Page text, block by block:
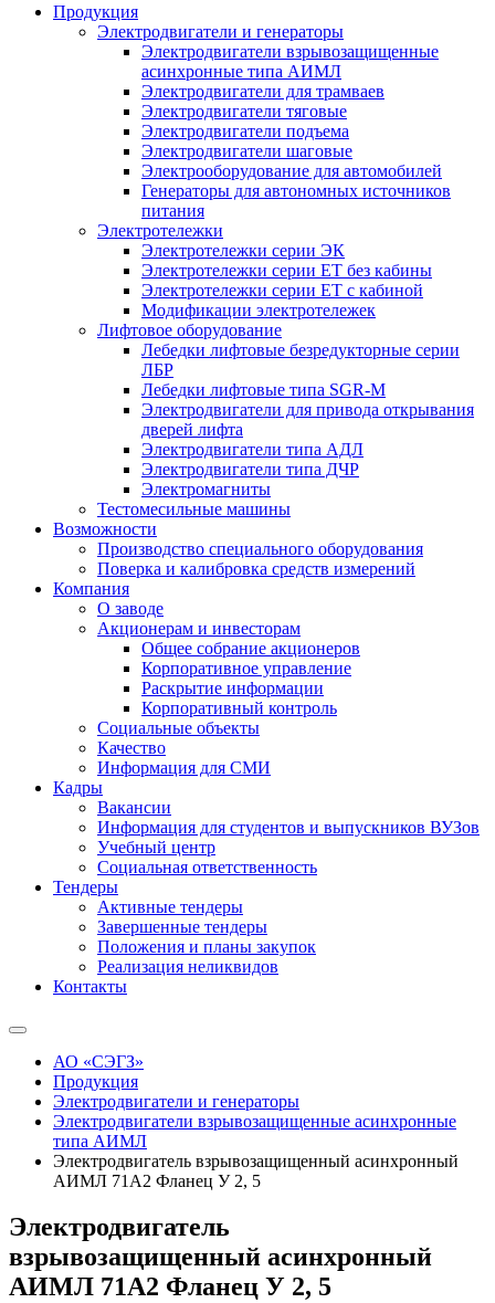
Продукция
Электродвигатели и генераторы
Электродвигатели взрывозащищенные
асинхронные типа АИМЛ
Электродвигатели для трамваев
Электродвигатели тяговые
Электродвигатели подъема
Электродвигатели шаговые
Электрооборудование для автомобилей
Генераторы для автономных источников
питания
Электротележки
Электротележки серии ЭК
Электротележки серии ЕТ без кабины
Электротележки серии ЕТ с кабиной
Модификации электротележек
Лифтовое оборудование
Лебедки лифтовые безредукторные серии
ЛБР
Лебедки лифтовые типа SGR-M
Электродвигатели для привода открывания
дверей лифта
Электродвигатели типа АДЛ
Электродвигатели типа ДЧР
Электромагниты
Тестомесильные машины
Возможности
Производство специального оборудования
Поверка и калибровка средств измерений
Компания
О заводе
Акционерам и инвесторам
Общее собрание акционеров
Корпоративное управление
Раскрытие информации
Корпоративный контроль
Социальные объекты
Качество
Информация для СМИ
Кадры
Вакансии
Информация для студентов и выпускников ВУЗов
Учебный центр
Социальная ответственность
Тендеры
Активные тендеры
Завершенные тендеры
Положения и планы закупок
Реализация неликвидов
Контакты
АО «СЭГЗ»
Продукция
Электродвигатели и генераторы
Электродвигатели взрывозащищенные асинхронные
типа АИМЛ
Электродвигатель взрывозащищенный асинхронный
АИМЛ 71А2 Фланец У 2, 5
Электродвигатель
взрывозащищенный асинхронный
АИМЛ 71А2 Фланец У 2, 5